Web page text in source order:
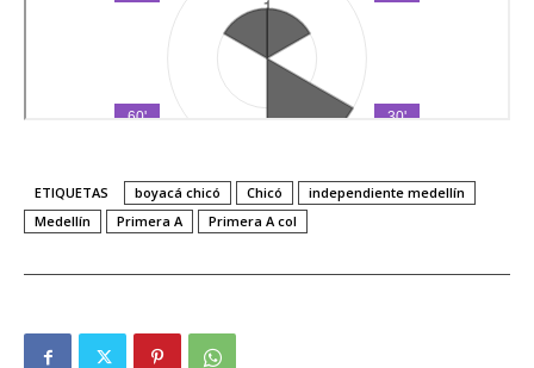
ETIQUETAS boyacá chicó Chicó
independiente medellín
Medellín
Primera A Primera A col